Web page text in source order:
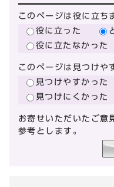
このページは役に立ち
役に立った
役に立たなかった
このページは見つけや
見つけやすかった
見つけにくかった
お寄せいただいたご意
参考とします。